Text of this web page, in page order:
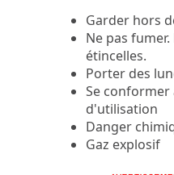
Garder hors
Ne pas
étincelles.
Porter des
Se conformer
d'utilisation
Danger
Gaz explosif